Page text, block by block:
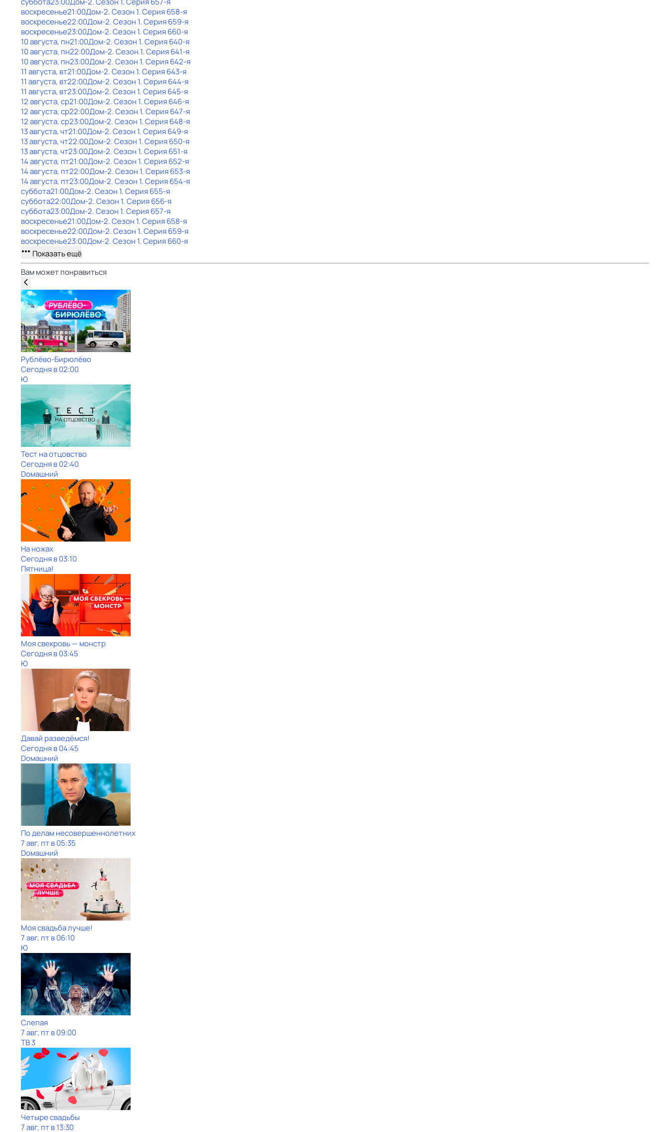
воскресенье21:00Дом-2. Сезон 1. Серия 658-я
воскресенье22:00Дом-2. Сезон 1. Серия 659-я
воскресенье23:00Дом-2. Сезон 1. Серия 660-я
10 августа, пн21:00Дом-2. Сезон 1. Серия 640-я
10 августа, пн22:00Дом-2. Сезон 1. Серия 641-я
10 августа, пн23:00Дом-2. Сезон 1. Серия 642-я
11 августа, вт21:00Дом-2. Сезон 1. Серия 643-я
11 августа, вт22:00Дом-2. Сезон 1. Серия 644-я
11 августа, вт23:00Дом-2. Сезон 1. Серия 645-я
12 августа, ср21:00Дом-2. Сезон 1. Серия 646-я
12 августа, ср22:00Дом-2. Сезон 1. Серия 647-я
12 августа, ср23:00Дом-2. Сезон 1. Серия 648-я
13 августа, чт21:00Дом-2. Сезон 1. Серия 649-я
13 августа, чт22:00Дом-2. Сезон 1. Серия 650-я
13 августа, чт23:00Дом-2. Сезон 1. Серия 651-я
14 августа, пт21:00Дом-2. Сезон 1. Серия 652-я
14 августа, пт22:00Дом-2. Сезон 1. Серия 653-я
14 августа, пт23:00Дом-2. Сезон 1. Серия 654-я
суббота21:00Дом-2. Сезон 1. Серия 655-я
суббота22:00Дом-2. Сезон 1. Серия 656-я
суббота23:00Дом-2. Сезон 1. Серия 657-я
воскресенье21:00Дом-2. Сезон 1. Серия 658-я
воскресенье22:00Дом-2. Сезон 1. Серия 659-я
воскресенье23:00Дом-2. Сезон 1. Серия 660-я
Показать ещё
Вам может понравиться
Рублёво-Бирюлёво
Сегодня в 02:00
Ю
Тест на отцовство
Сегодня в 02:40
Dомашний
На ножах
Сегодня в 03:10
Пятница!
Моя свекровь — монстр
Сегодня в 03:45
Ю
Давай рaзвeдёмся!
Сегодня в 04:45
Dомашний
По делам несовершеннолетних
7 авг, пт в 05:35
Dомашний
Моя свадьба лучше!
7 авг, пт в 06:10
Ю
Слепая
7 авг, пт в 09:00
ТВ 3
Четыре свадьбы
7 авг, пт в 13:30